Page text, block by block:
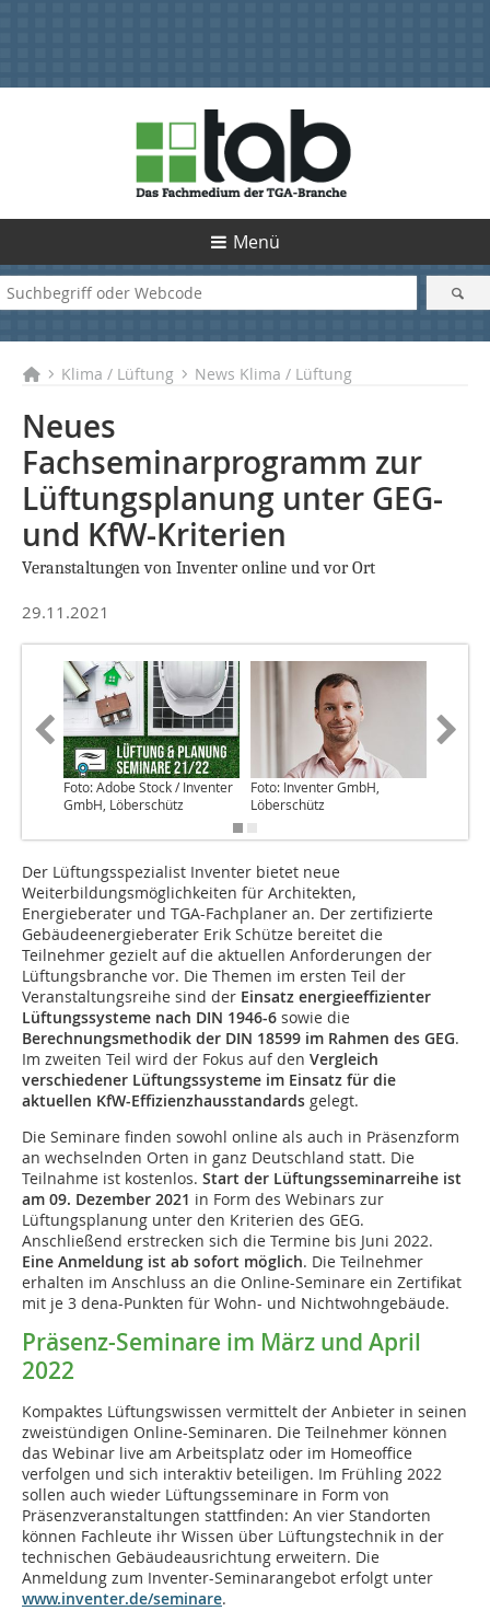
Menü
Klima / Lüftung News Klima / Lüftung
Neues
Fachseminarprogramm zur
Lüftungsplanung unter GEG-
und KfW-Kriterien
Veranstaltungen von Inventer online und vor Ort
29.11.2021
Foto: Adobe Stock / Inventer
GmbH, Löberschütz
Foto: Inventer GmbH,
Löberschütz
Der Lüftungsspezialist Inventer bietet neue
Weiterbildungsmöglichkeiten für Architekten,
Energieberater und TGA-Fachplaner an. Der zertifizierte
Gebäudeenergieberater Erik Schütze bereitet die
Teilnehmer gezielt auf die aktuellen Anforderungen der
Lüftungsbranche vor. Die Themen im ersten Teil der
Veranstaltungsreihe sind der Einsatz energieeffizienter
Lüftungssysteme nach DIN 1946-6 sowie die
Berechnungsmethodik der DIN 18599 im Rahmen des GEG.
Im zweiten Teil wird der Fokus auf den Vergleich
verschiedener Lüftungssysteme im Einsatz für die
aktuellen KfW-Effizienzhausstandards gelegt.
Die Seminare finden sowohl online als auch in Präsenzform
an wechselnden Orten in ganz Deutschland statt. Die
Teilnahme ist kostenlos. Start der Lüftungsseminarreihe ist
am 09. Dezember 2021 in Form des Webinars zur
Lüftungsplanung unter den Kriterien des GEG.
Anschließend erstrecken sich die Termine bis Juni 2022.
Eine Anmeldung ist ab sofort möglich. Die Teilnehmer
erhalten im Anschluss an die Online-Seminare ein Zertifikat
mit je 3 dena-Punkten für Wohn- und Nichtwohngebäude.
Präsenz-Seminare im März und April
2022
Kompaktes Lüftungswissen vermittelt der Anbieter in seinen
zweistündigen Online-Seminaren. Die Teilnehmer können
das Webinar live am Arbeitsplatz oder im Homeoffice
verfolgen und sich interaktiv beteiligen. Im Frühling 2022
sollen auch wieder Lüftungsseminare in Form von
Präsenzveranstaltungen stattfinden: An vier Standorten
können Fachleute ihr Wissen über Lüftungstechnik in der
technischen Gebäudeausrichtung erweitern. Die
Anmeldung zum Inventer-Seminarangebot erfolgt unter
www.inventer.de/seminare.